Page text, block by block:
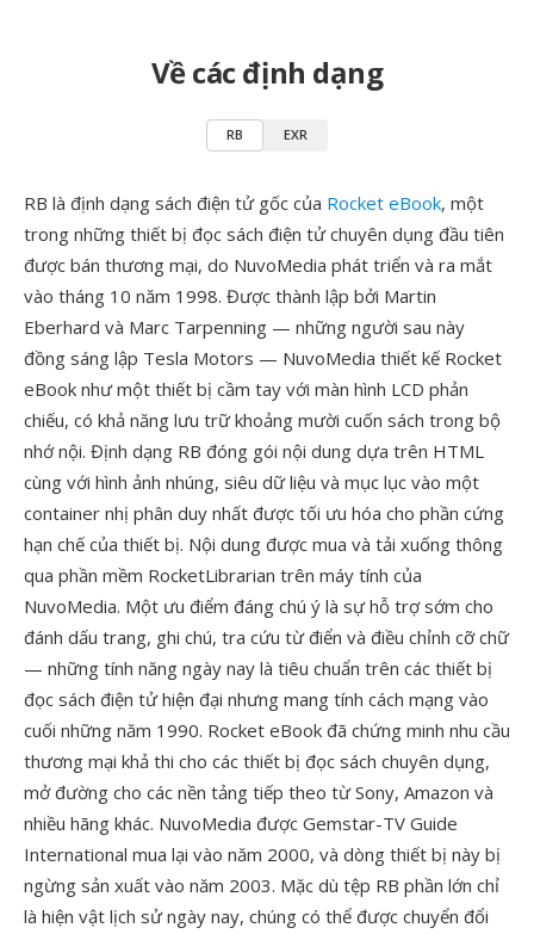
Về các định dạng
RB EXR
RB là định dạng sách điện tử gốc của Rocket eBook, một
trong những thiết bị đọc sách điện tử chuyên dụng đầu tiên
được bán thương mại, do NuvoMedia phát triển và ra mắt
vào tháng 10 năm 1998. Được thành lập bởi Martin
Eberhard và Marc Tarpenning — những người sau này
đồng sáng lập Tesla Motors — NuvoMedia thiết kế Rocket
eBook như một thiết bị cầm tay với màn hình LCD phản
chiếu, có khả năng lưu trữ khoảng mười cuốn sách trong bộ
nhớ nội. Định dạng RB đóng gói nội dung dựa trên HTML
cùng với hình ảnh nhúng, siêu dữ liệu và mục lục vào một
container nhị phân duy nhất được tối ưu hóa cho phần cứng
hạn chế của thiết bị. Nội dung được mua và tải xuống thông
qua phần mềm RocketLibrarian trên máy tính của
NuvoMedia. Một ưu điểm đáng chú ý là sự hỗ trợ sớm cho
đánh dấu trang, ghi chú, tra cứu từ điển và điều chỉnh cỡ chữ
— những tính năng ngày nay là tiêu chuẩn trên các thiết bị
đọc sách điện tử hiện đại nhưng mang tính cách mạng vào
cuối những năm 1990. Rocket eBook đã chứng minh nhu cầu
thương mại khả thi cho các thiết bị đọc sách chuyên dụng,
mở đường cho các nền tảng tiếp theo từ Sony, Amazon và
nhiều hãng khác. NuvoMedia được Gemstar-TV Guide
International mua lại vào năm 2000, và dòng thiết bị này bị
ngừng sản xuất vào năm 2003. Mặc dù tệp RB phần lớn chỉ
là hiện vật lịch sử ngày nay, chúng có thể được chuyển đổi